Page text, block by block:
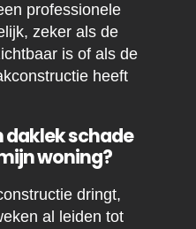
professionele
zeker als de
is of als de
heeft
daklek schade
woning?
dringt,
al leiden tot